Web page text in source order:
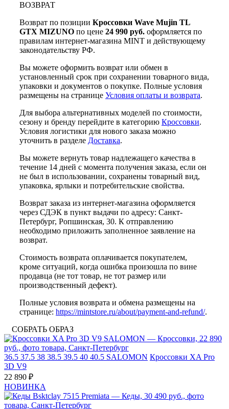
ВОЗВРАТ
Возврат по позиции Кроссовки Wave Mujin TL
GTX MIZUNO по цене 24 990 руб. оформляется по
правилам интернет-магазина MINT и действующему
законодательству РФ.
Вы можете оформить возврат или обмен в
установленный срок при сохранении товарного вида,
упаковки и документов о покупке. Полные условия
размещены на странице Условия оплаты и возврата.
Для выбора альтернативных моделей по стоимости,
сезону и бренду перейдите в категорию Кроссовки.
Условия логистики для нового заказа можно
уточнить в разделе Доставка.
Вы можете вернуть товар надлежащего качества в
течение 14 дней с момента получения заказа, если он
не был в использовании, сохранены товарный вид,
упаковка, ярлыки и потребительские свойства.
Возврат заказа из интернет-магазина оформляется
через СДЭК в пункт выдачи по адресу: Санкт-
Петербург, Ропшинская, 30. К отправлению
необходимо приложить заполненное заявление на
возврат.
Стоимость возврата оплачивается покупателем,
кроме ситуаций, когда ошибка произошла по вине
продавца (не тот товар, не тот размер или
производственный дефект).
Полные условия возврата и обмена размещены на
странице: https://mintstore.ru/about/payment-and-refund/.
СОБРАТЬ ОБРАЗ
36.5 37.5 38 38.5 39.5 40 40.5 SALOMON Кроссовки XA Pro
3D V9
22 890 ₽
НОВИНКА